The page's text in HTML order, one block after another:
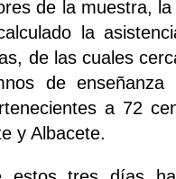
de la muestra, la
la
de las cuales
de enseñanza
a 72
y Albacete.